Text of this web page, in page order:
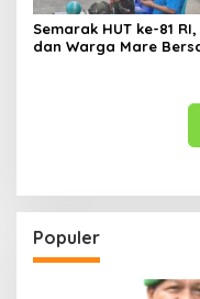
Semarak HUT ke-81 RI,
dan Warga Mare
Populer